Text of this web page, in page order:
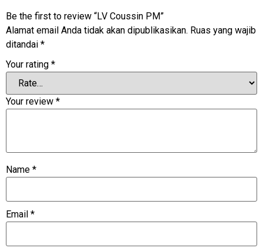
Be the first to review “LV Coussin PM”
Alamat email Anda tidak akan dipublikasikan. Ruas yang wajib
ditandai *
Your rating *
Your review *
Name *
Email *